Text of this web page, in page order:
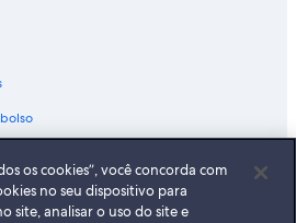
os cookies”, você concorda com
no seu dispositivo para
site, analisar o uso do site e